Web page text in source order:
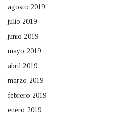
agosto 2019
julio 2019
junio 2019
mayo 2019
abril 2019
marzo 2019
febrero 2019
enero 2019